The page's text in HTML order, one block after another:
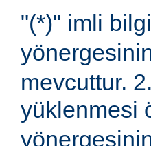
"(*)" imli
mevcuttur.
yüklenmesi